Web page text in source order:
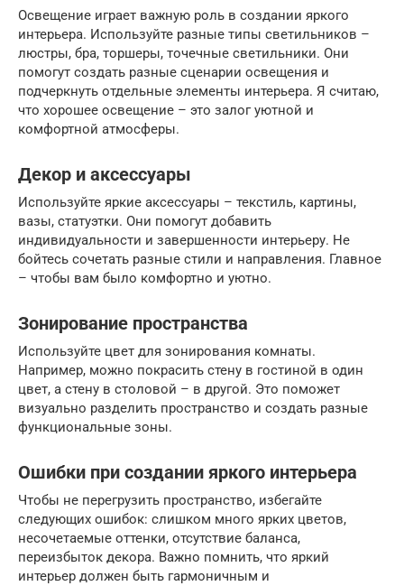
Освещение играет важную роль в создании яркого
интерьера. Используйте разные типы светильников –
люстры, бра, торшеры, точечные светильники. Они
помогут создать разные сценарии освещения и
подчеркнуть отдельные элементы интерьера. Я считаю,
что хорошее освещение – это залог уютной и
комфортной атмосферы.
Декор и аксессуары
Используйте яркие аксессуары – текстиль, картины,
вазы, статуэтки. Они помогут добавить
индивидуальности и завершенности интерьеру. Не
бойтесь сочетать разные стили и направления. Главное
– чтобы вам было комфортно и уютно.
Зонирование пространства
Используйте цвет для зонирования комнаты.
Например, можно покрасить стену в гостиной в один
цвет, а стену в столовой – в другой. Это поможет
визуально разделить пространство и создать разные
функциональные зоны.
Ошибки при создании яркого интерьера
Чтобы не перегрузить пространство, избегайте
следующих ошибок: слишком много ярких цветов,
несочетаемые оттенки, отсутствие баланса,
переизбыток декора. Важно помнить, что яркий
интерьер должен быть гармоничным и